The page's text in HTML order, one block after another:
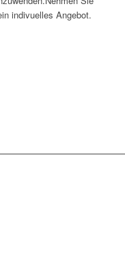
indivuelles Angebot.